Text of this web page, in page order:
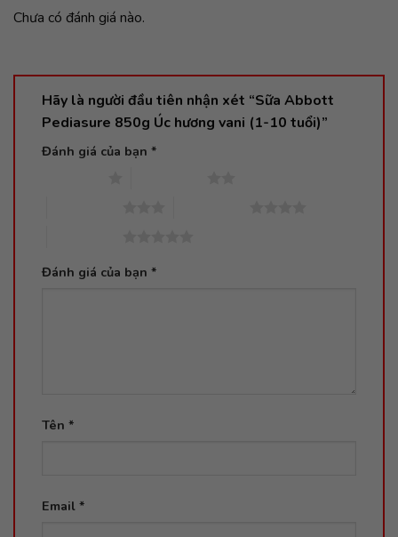
Chưa có đánh giá nào.
Hãy là người đầu tiên nhận xét “Sữa Abbott
Pediasure 850g Úc hương vani (1-10 tuổi)”
Đánh giá của bạn *
Đánh giá của bạn *
Tên *
Email *